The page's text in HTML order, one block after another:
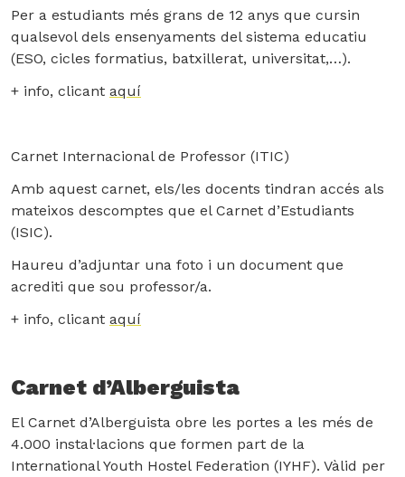
Per a estudiants més grans de 12 anys que cursin
qualsevol dels ensenyaments del sistema educatiu
(ESO, cicles formatius, batxillerat, universitat,…).
+ info, clicant aquí
Carnet Internacional de Professor (ITIC)
Amb aquest carnet, els/les docents tindran accés als
mateixos descomptes que el Carnet d’Estudiants
(ISIC).
Haureu d’adjuntar una foto i un document que
acrediti que sou professor/a.
+ info, clicant aquí
Carnet d’Alberguista
El Carnet d’Alberguista obre les portes a les més de
4.000 instal·lacions que formen part de la
International Youth Hostel Federation (IYHF). Vàlid per